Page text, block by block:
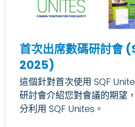
首次出席數碼研討會
2025)
這個針對首次使用 SQF
研討會介紹您對會議的期望
分利用 SQF Unites。